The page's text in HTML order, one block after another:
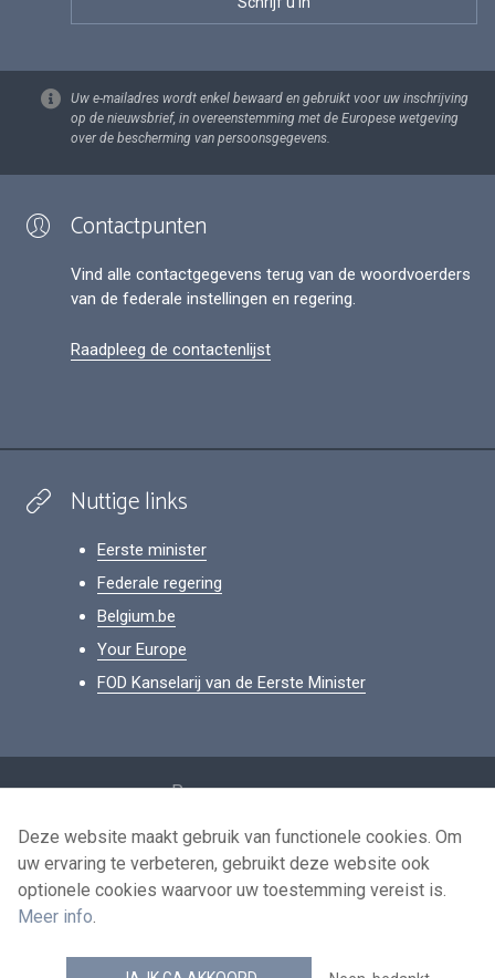
Uw e-mailadres wordt enkel bewaard en gebruikt voor uw inschrijving
op de nieuwsbrief, in overeenstemming met de Europese wetgeving
over de bescherming van persoonsgegevens.
Contactpunten
Vind alle contactgegevens terug van de woordvoerders
van de federale instellingen en regering.
Raadpleeg de contactenlijst
Nuttige links
Eerste minister
Federale regering
Belgium.be
Your Europe
FOD Kanselarij van de Eerste Minister
Persoonsgegevens
Voorwaarden voor het hergebruik
Contacteer ons
news.belgium RSS feed
Deze website maakt gebruik van functionele cookies. Om
uw ervaring te verbeteren, gebruikt deze website ook
optionele cookies waarvoor uw toestemming vereist is.
Meer info.